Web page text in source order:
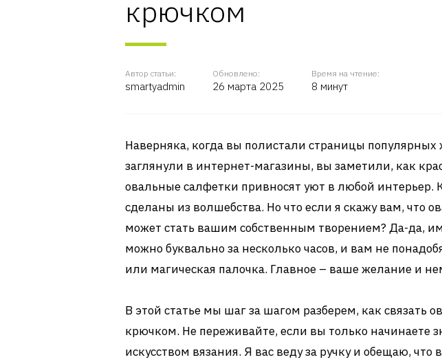
крючком
Автор статьи:
smartyadmin
Обновлено:
26 марта 2025
Время на чтение:
8 минут
Наверняка, когда вы полистали страницы
заглянули в интернет-магазины, вы заметили, как
овальные салфетки привносят уют в любой интерьер.
сделаны из волшебства. Но что если я скажу вам, что
может стать вашим собственным творением? Да-да,
можно буквально за несколько часов, и вам не
или магическая палочка. Главное – ваше желание и
В этой статье мы шаг за шагом разберем, как связать
крючком. Не переживайте, если вы только начинаете
искусством вязания. Я вас веду за ручку и обещаю, что